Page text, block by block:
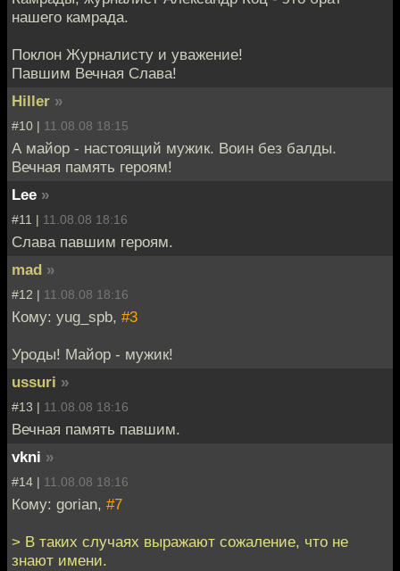
нашего камрада.
Поклон Журналисту и уважение!
Павшим Вечная Слава!
Hiller »
#10 | 11.08.08 18:15
А майор - настоящий мужик. Воин без балды.
Вечная память героям!
Lee »
#11 | 11.08.08 18:16
Слава павшим героям.
mad »
#12 | 11.08.08 18:16
Кому: yug_spb, #3
Уроды! Майор - мужик!
ussuri »
#13 | 11.08.08 18:16
Вечная память павшим.
vkni »
#14 | 11.08.08 18:16
Кому: gorian, #7
> В таких случаях выражают сожаление, что не
знают имени.